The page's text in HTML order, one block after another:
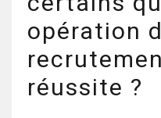
opération
réussite ?